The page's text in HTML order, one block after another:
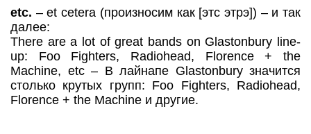
etc. – et cetera (произносим как [этс этрэ]) – и так
далее:
There are a lot of great bands on Glastonbury line-
up: Foo Fighters, Radiohead, Florence + the
Machine, etc – В лайнапе Glastonbury значится
столько крутых групп: Foo Fighters, Radiohead,
Florence + the Machine и другие.